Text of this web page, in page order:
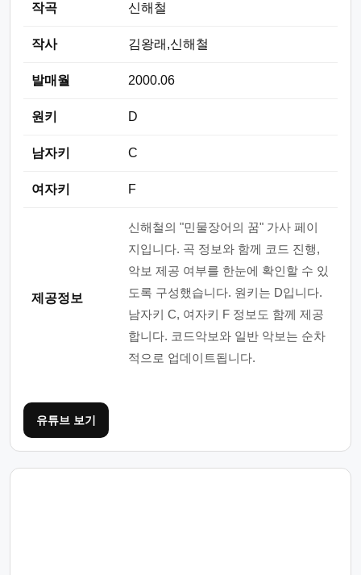
작곡 신해철
작사 김왕래,신해철
발매월 2000.06
원키 D
남자키 C
여자키 F
제공정보
신해철의 "민물장어의 꿈" 가사 페이
지입니다. 곡 정보와 함께 코드 진행,
악보 제공 여부를 한눈에 확인할 수 있
도록 구성했습니다. 원키는 D입니다.
남자키 C, 여자키 F 정보도 함께 제공
합니다. 코드악보와 일반 악보는 순차
적으로 업데이트됩니다.
유튜브 보기